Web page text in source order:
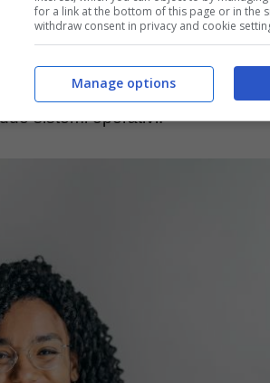
la cronologia della
sul proprio dispositivo. Basta
scoprire tutte le vostre ricerche in
sistemi operativi.
for a link at the bottom of this page or in the
withdraw consent in privacy and cookie
Manage options